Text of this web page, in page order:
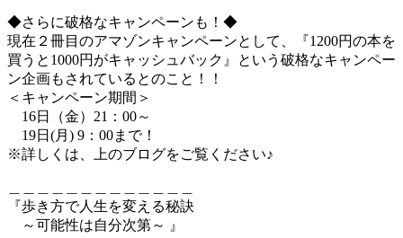
◆さらに破格なキャンペーンも！◆
現在２冊目のアマゾンキャンペーンとして、『1200円の本を
買うと1000円がキャッシュバック』という破格なキャンペー
ン企画もされているとのこと！！
＜キャンペーン期間＞
16日（金）21：00～
19日(月) 9：00まで！
※詳しくは、上のブログをご覧ください♪
『歩き方で人生を変える秘訣
～可能性は自分次第～ 』